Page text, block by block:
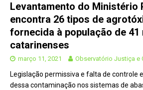
Levantamento do Ministério
encontra 26 tipos de
fornecida à população de 41
catarinenses
março 11, 2021 Observatório Justiça e
Legislação permissiva e falta de controle
dessa contaminação nos sistemas de